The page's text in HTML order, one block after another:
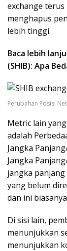
exchange
menghapus
lebih tinggi.
Baca lebih
(SHIB): Apa
Perubahan Posisi
Metric lain
adalah
Jangka
Jangka
jangka
yang belum
dan ini
Di sisi lain,
menunjukkan
menunjukkan